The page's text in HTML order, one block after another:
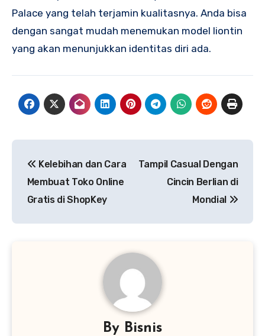
Palace yang telah terjamin kualitasnya. Anda bisa
dengan sangat mudah menemukan model liontin
yang akan menunjukkan identitas diri ada.
pos
Kelebihan dan Cara
Membuat Toko Online
Gratis di ShopKey
Tampil Casual Dengan
Cincin Berlian di
Mondial
By Bisnis